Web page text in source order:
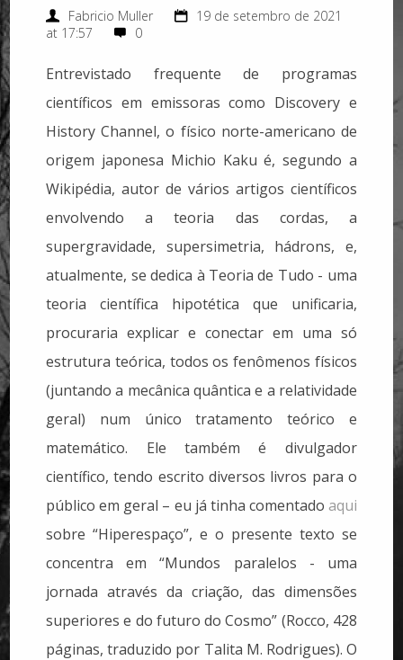
Fabricio Muller
19 de setembro de 2021
at 17:57
0
Entrevistado frequente de programas
científicos em emissoras como Discovery e
History Channel, o físico norte-americano de
origem japonesa Michio Kaku é, segundo a
Wikipédia, autor de vários artigos científicos
envolvendo a teoria das cordas, a
supergravidade, supersimetria, hádrons, e,
atualmente, se dedica à Teoria de Tudo - uma
teoria científica hipotética que unificaria,
procuraria explicar e conectar em uma só
estrutura teórica, todos os fenômenos físicos
(juntando a mecânica quântica e a relatividade
geral) num único tratamento teórico e
matemático. Ele também é divulgador
científico, tendo escrito diversos livros para o
público em geral – eu já tinha comentado aqui
sobre “Hiperespaço”, e o presente texto se
concentra em “Mundos paralelos - uma
jornada através da criação, das dimensões
superiores e do futuro do Cosmo” (Rocco, 428
páginas, traduzido por Talita M. Rodrigues). O